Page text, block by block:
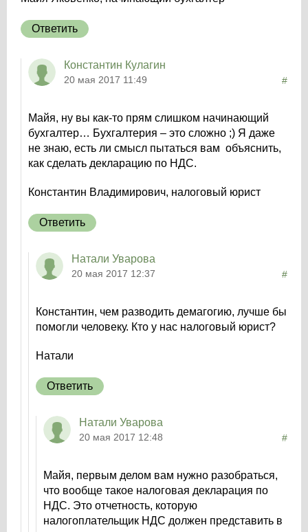
Ответить
Константин Кулагин
20 мая 2017 11:49 #
Майя, ну вы как-то прям слишком начинающий
бухгалтер… Бухгалтерия – это сложно ;) Я даже
не знаю, есть ли смысл пытаться вам объяснить,
как сделать декларацию по НДС.
Константин Владимирович, налоговый юрист
Ответить
Натали Уварова
20 мая 2017 12:37 #
Константин, чем разводить демагогию, лучше бы
помогли человеку. Кто у нас налоговый юрист?
Натали
Ответить
Натали Уварова
20 мая 2017 12:48 #
Майя, первым делом вам нужно разобраться,
что вообще такое налоговая декларация по
НДС. Это отчетность, которую
налогоплательщик НДС должен представить в